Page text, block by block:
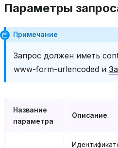
Параметры
Примечание
Запрос должен иметь
www-form-urlencoded и
Название
параметра
Описание